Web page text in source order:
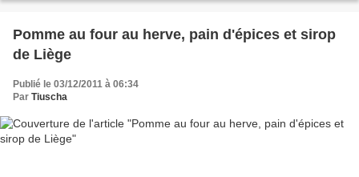
Pomme au four au herve, pain d'épices et sirop
de Liège
Publié le 03/12/2011 à 06:34
Par Tiuscha